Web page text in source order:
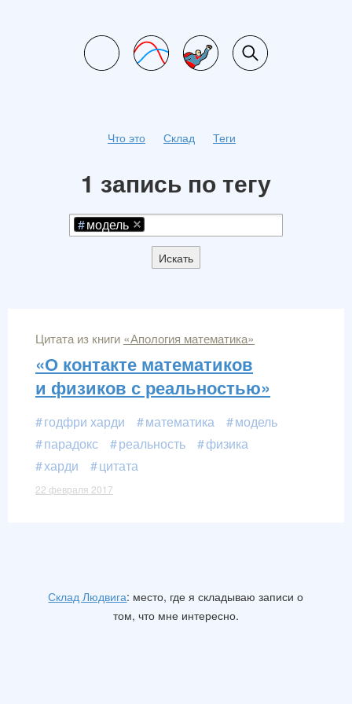
Что это Склад Теги
1 запись по тегу
модель
Искать
Цитата из книги «Апология математика»
«О контакте математиков
и физиков с реальностью»
годфри харди математика
модель
парадокс
реальность
физика
харди
цитата
22 февраля 2017
Склад Людвига: место, где я складываю записи о
том, что мне интересно.